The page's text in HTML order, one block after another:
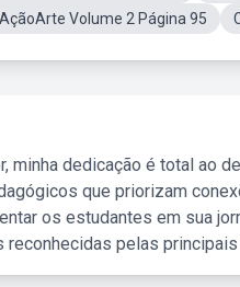
Volume 2 Página 95
minha dedicação é total ao
que priorizam
os estudantes em sua
reconhecidas pelas